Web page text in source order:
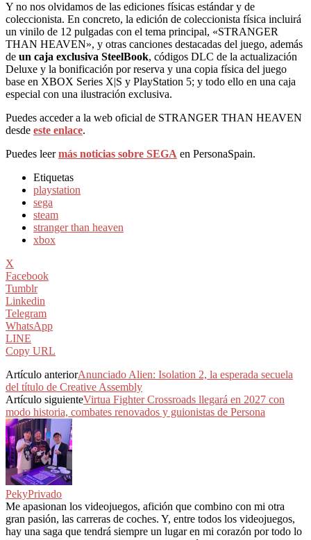
Y no nos olvidamos de las ediciones físicas estándar y de
coleccionista. En concreto, la edición de coleccionista física incluirá
un vinilo de 12 pulgadas con el tema principal, «STRANGER
THAN HEAVEN», y otras canciones destacadas del juego, además
de un caja exclusiva SteelBook, códigos DLC de la actualización
Deluxe y la bonificación por reserva y una copia física del juego
base en XBOX Series X|S y PlayStation 5; y todo ello en una caja
especial con una ilustración exclusiva.
Puedes acceder a la web oficial de STRANGER THAN HEAVEN
desde este enlace.
Puedes leermás noticias sobre SEGA en PersonaSpain.
Etiquetas
playstation
sega
steam
stranger than heaven
xbox
X
Facebook
Tumblr
Linkedin
Telegram
WhatsApp
LINE
Copy URL
Artículo anteriorAnunciado Alien: Isolation 2, la esperada secuela
del título de Creative Assembly
Artículo siguienteVirtua Fighter Crossroads llegará en 2027 con
modo historia, combates renovados y guionistas de Persona
PekyPrivado
Me apasionan los videojuegos, afición que combino con mi otra
gran pasión, las carreras de coches. Y, entre todos los videojuegos,
hay una saga que tendrá siempre un lugar en mi corazón por todo lo